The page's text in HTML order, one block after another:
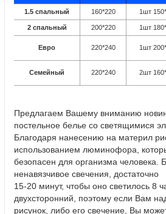
1.5 спальный 160*220 1шт
2 спальный 200*220 1шт
Евро 220*240 1шт
Семейный 220*240 2шт
Предлагаем Вашему вниманию
постельное белье со светящимися
Благодаря нанесению на материл
использованием люминофора,
безопасен для организма человека.
ненавязчивое свечения, достаточно
15-20 минут, чтобы оно светилось 8
двухсторонний, поэтому если Вам
рисунок, либо его свечение, Вы